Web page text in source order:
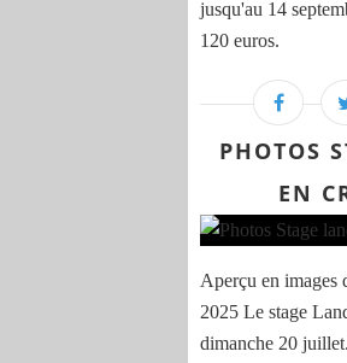
jusqu'au 14
120 euros.
PHOTOS
EN
Aperçu en images
2025 Le stage
dimanche 20